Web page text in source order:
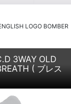
LOGO BOMBER
3WAY OLD
( ブレス